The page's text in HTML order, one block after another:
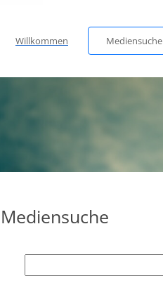
Willkommen Mediensuche